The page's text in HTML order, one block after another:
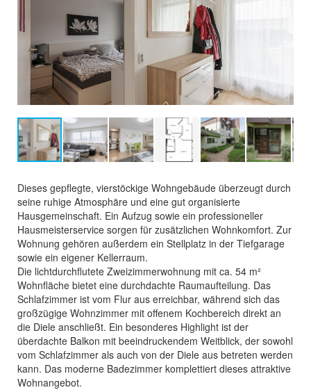
Dieses gepflegte, vierstöckige Wohngebäude überzeugt durch
seine ruhige Atmosphäre und eine gut organisierte
Hausgemeinschaft. Ein Aufzug sowie ein professioneller
Hausmeisterservice sorgen für zusätzlichen Wohnkomfort. Zur
Wohnung gehören außerdem ein Stellplatz in der Tiefgarage
sowie ein eigener Kellerraum.
Die lichtdurchflutete Zweizimmerwohnung mit ca. 54 m²
Wohnfläche bietet eine durchdachte Raumaufteilung. Das
Schlafzimmer ist vom Flur aus erreichbar, während sich das
großzügige Wohnzimmer mit offenem Kochbereich direkt an
die Diele anschließt. Ein besonderes Highlight ist der
überdachte Balkon mit beeindruckendem Weitblick, der sowohl
vom Schlafzimmer als auch von der Diele aus betreten werden
kann. Das moderne Badezimmer komplettiert dieses attraktive
Wohnangebot.